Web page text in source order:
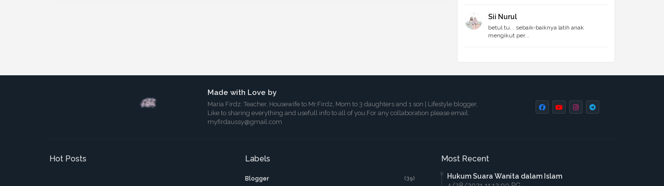
Sii Nurul
betul tu... sebaik-baiknya latih anak
mengikut per...
Made with Love by
Maria Firdz: Teacher, Housewife to Mr.Firdz, Mom to 3 daughters and 1 son | Lifestyle blogger,
Like to sharing everything and usefull info to all of you.For any collaboration please email:
myfirdaussy@gmail.com
Hot Posts Labels
Blogger (39)
Most Recent
Hukum Suara Wanita dalam Islam